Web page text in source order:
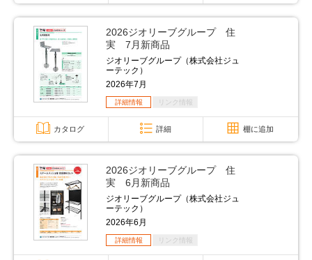
2026ジオリーブグループ 住
実 7月新商品
ジオリーブグループ（株式会社ジュ
ーテック）
2026年7月
詳細情報 リンク情報
カタログ 詳細 棚に追加
2026ジオリーブグループ 住
実 6月新商品
ジオリーブグループ（株式会社ジュ
ーテック）
2026年6月
詳細情報 リンク情報